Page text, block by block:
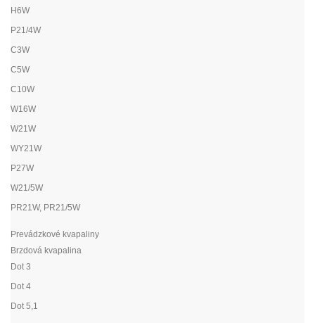
H6W
P21/4W
C3W
C5W
C10W
W16W
W21W
WY21W
P27W
W21/5W
PR21W, PR21/5W
Prevádzkové kvapaliny
Brzdová kvapalina
Dot 3
Dot 4
Dot 5,1